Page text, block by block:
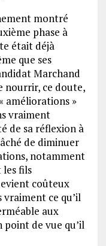
montré
phase à
était déjà
que ses
Marchand
nourrir, ce doute,
améliorations »
vraiment
de sa réflexion à
de diminuer
notamment
les fils
coûteux
vraiment ce qu’il
aux
point de vue qu’il